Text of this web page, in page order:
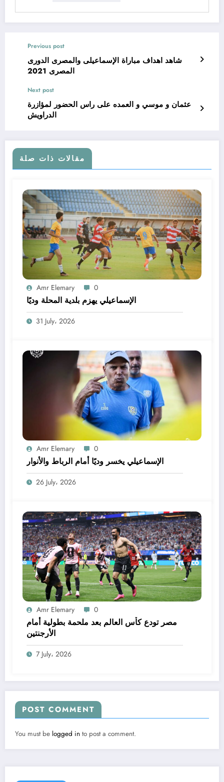
Previous post
شاهد اهداف مباراة الإسماعيلى والمصرى الدورى
المصرى 2021
Next post
عثمان و موسي و العمده على راس الحضور لمؤازرة
الدراويش
مقالات ذات صلة
Amr Elemary 0
الإسماعيلي يهزم بلدية المحلة وديًا
31 July، 2026
Amr Elemary 0
الإسماعيلي يخسر وديًا أمام الرباط والأنوار
26 July، 2026
Amr Elemary 0
مصر تودع كأس العالم بعد ملحمة بطولية أمام
الأرجنتين
7 July، 2026
POST COMMENT
You must be logged in to post a comment.